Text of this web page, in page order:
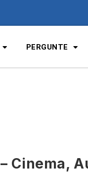
PERGUNTE
– Cinema,